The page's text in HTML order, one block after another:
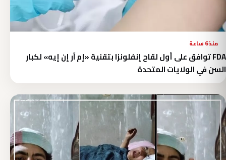
منذ 6 ساعة
FDA توافق على أول لقاح إنفلونزا بتقنية «إم آر إن إيه» لكبار
السن في الولايات المتحدة